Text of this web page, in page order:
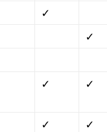
✓
✓
✓ ✓
✓
✓